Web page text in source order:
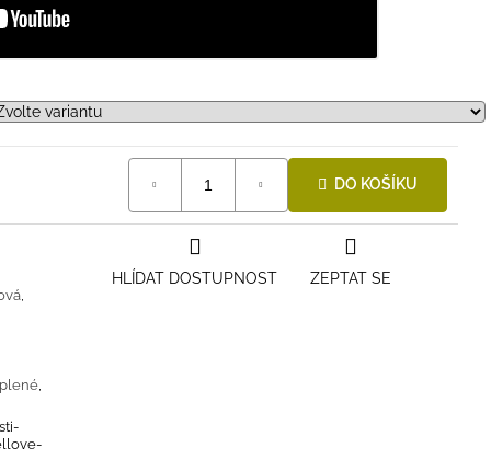
DO KOŠÍKU
ZEPTAT SE
HLÍDAT DOSTUPNOST